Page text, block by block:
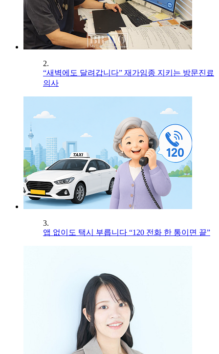
2.
“새벽에도 달려갑니다” 재가임종 지키는 방문진료
의사
3.
앱 없이도 택시 부릅니다 “120 전화 한 통이면 끝”